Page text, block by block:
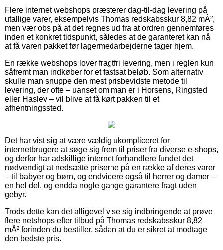
Flere internet webshops præsterer dag-til-dag levering på
utallige varer, eksempelvis Thomas redskabsskur 8,82 mÂ²,
men vær obs på at det regnes ud fra at ordren gennemføres
inden et konkret tidspunkt, således at de garanteret kan nå
at få varen pakket før lagermedarbejderne tager hjem.
En række webshops lover fragtfri levering, men i reglen kun
såfremt man indkøber for et fastsat beløb. Som alternativ
skulle man snuppe den mest prisbevidste metode til
levering, der ofte – uanset om man er i Horsens, Ringsted
eller Haslev – vil blive at få kørt pakken til et
afhentningssted.
Det har vist sig at være vældig ukompliceret for
internetbrugere at søge sig frem til priser fra diverse e-shops,
og derfor har adskillige internet forhandlere fundet det
nødvendigt at nedsætte priserne på en række af deres varer
– til babyer og børn, og endvidere også til herrer og damer –
en hel del, og endda nogle gange garantere fragt uden
gebyr.
Trods dette kan det alligevel vise sig indbringende at prøve
flere netshops efter tilbud på Thomas redskabsskur 8,82
mÂ² forinden du bestiller, sådan at du er sikret at modtage
den bedste pris.